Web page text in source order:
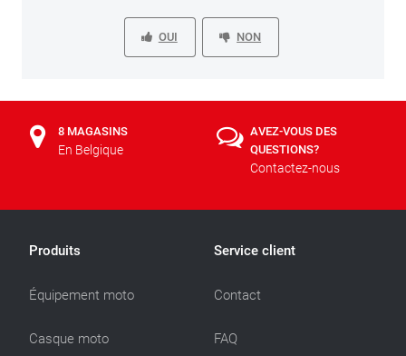
OUI NON
8 MAGASINS
En Belgique
AVEZ-VOUS DES
QUESTIONS?
Contactez-nous
Produits
Équipement moto
Casque moto
Service client
Contact
FAQ